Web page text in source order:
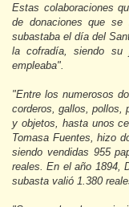
Estas colaboraciones
de donaciones que
subastaba el día del
la cofradía, siendo su
empleaba".
"Entre los numerosos
corderos, gallos, pollos,
y objetos, hasta unos
Tomasa Fuentes, hizo
siendo vendidas 955
reales. En el año 1894,
subasta valió 1.380